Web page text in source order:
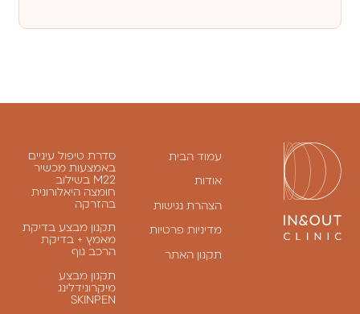
עמוד הבית
אודות
הצהרת נגישות
מדיניות פרטיות
תקנון האתר
סדרת טיפול עיניים
באמצעות מכשיר
M22 בשילוב
חומצה היאלורונית
בהזרקה
תקנון מבצע בדיקת
מאמץ + בדיקת
הרכב גוף
תקנון מבצע
מיקרונידלינג
SKINPEN